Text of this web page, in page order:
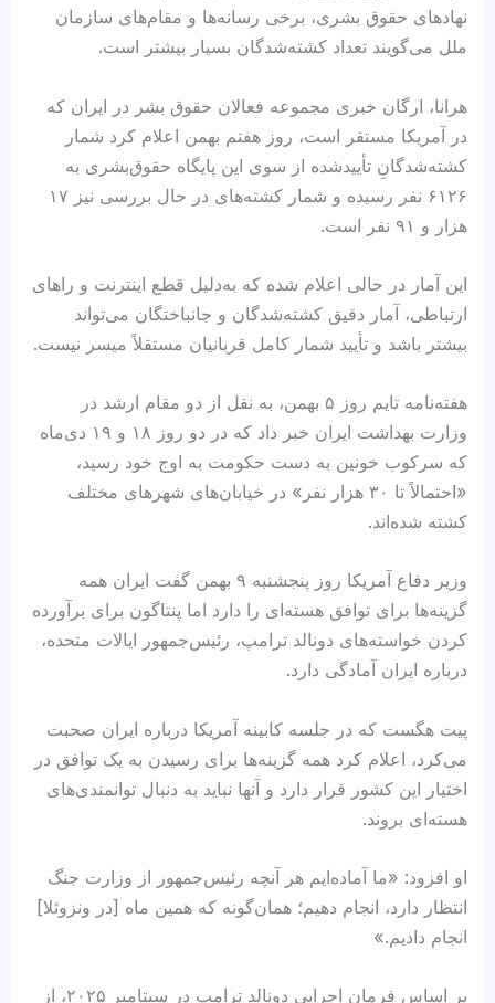
نهادهای حقوق بشری، برخی رسانه‌ها و مقام‌های سازمان
ملل می‌گویند تعداد کشته‌شدگان بسیار بیشتر است.
هرانا، ارگان خبری مجموعه فعالان حقوق بشر در ایران که
در آمریکا مستقر است، روز هفتم بهمن اعلام کرد شمار
کشته‌شدگانِ تأییدشده از سوی این پایگاه حقوق‌بشری به
۶۱۲۶ نفر رسیده و شمار کشته‌های در حال بررسی نیز ۱۷
هزار و ۹۱ نفر است.
این آمار در حالی اعلام شده که به‌دلیل قطع اینترنت و را‌های
ارتباطی، آمار دقیق کشته‌شدگان و جانباختگان می‌تواند
بیشتر باشد و تأیید شمار کامل قربانیان مستقلاً میسر نیست.
هفته‌نامه تایم روز ۵ بهمن، به نقل از دو مقام ارشد در
وزارت بهداشت ایران خبر داد که در دو روز ۱۸ و ۱۹ دی‌ماه
که سرکوب خونین به دست حکومت به اوج خود رسید،
«احتمالاً تا ۳۰ هزار نفر» در خیابان‌های شهرهای مختلف
کشته شده‌اند.
وزیر دفاع آمریکا روز پنجشنبه ۹ بهمن گفت ایران همه
گزینه‌ها برای توافق هسته‌ای را دارد اما پنتاگون برای برآورده
کردن خواسته‌های دونالد ترامپ، رئیس‌جمهور ایالات متحده،
درباره ایران آمادگی دارد.
پیت هگست که در جلسه کابینه آمریکا درباره ایران صحبت
می‌کرد، اعلام کرد همه گزینه‌ها برای رسیدن به یک توافق در
اختیار این کشور قرار دارد و آنها نباید به دنبال توانمندی‌های
هسته‌ای بروند.
او افزود: «ما آماده‌ایم هر آنچه رئیس‌جمهور از وزارت جنگ
انتظار دارد، انجام دهیم؛ همان‌گونه که همین ماه [در ونزوئلا]
انجام دادیم.»
بر اساس فرمان اجرایی دونالد ترامپ در سپتامبر ۲۰۲۵، از